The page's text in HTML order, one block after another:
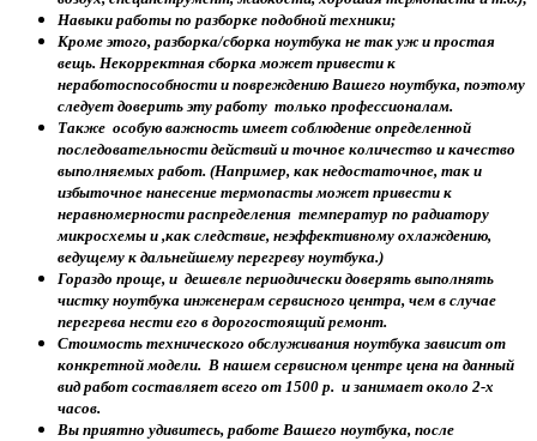
Навыки работы по разборке подобной техники;
Кроме этого, разборка/сборка ноутбука не так уж и простая
вещь. Некорректная сборка может привести к
неработоспособности и повреждению Вашего ноутбука, поэтому
следует доверить эту работу только профессионалам.
Также особую важность имеет соблюдение определенной
последовательности действий и точное количество и качество
выполняемых работ. (Например, как недостаточное, так и
избыточное нанесение термопасты может привести к
неравномерности распределения температур по радиатору
микросхемы и ,как следствие, неэффективному охлаждению,
ведущему к дальнейшему перегреву ноутбука.)
Гораздо проще, и дешевле периодически доверять выполнять
чистку ноутбука инженерам сервисного центра, чем в случае
перегрева нести его в дорогостоящий ремонт.
Стоимость технического обслуживания ноутбука зависит от
конкретной модели. В нашем сервисном центре цена на данный
вид работ составляет всего от 1500 р. и занимает около 2-х
часов.
Вы приятно удивитесь, работе Вашего ноутбука, после